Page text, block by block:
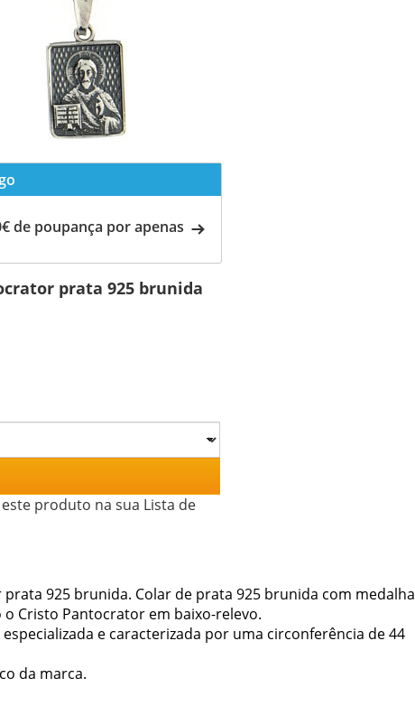
de poupança por apenas
prata 925 brunida
produto na sua Lista de
925 brunida. Colar de prata 925 brunida com medalha
Cristo Pantocrator em baixo-relevo.
e caracterizada por uma circonferência de 44
da marca.